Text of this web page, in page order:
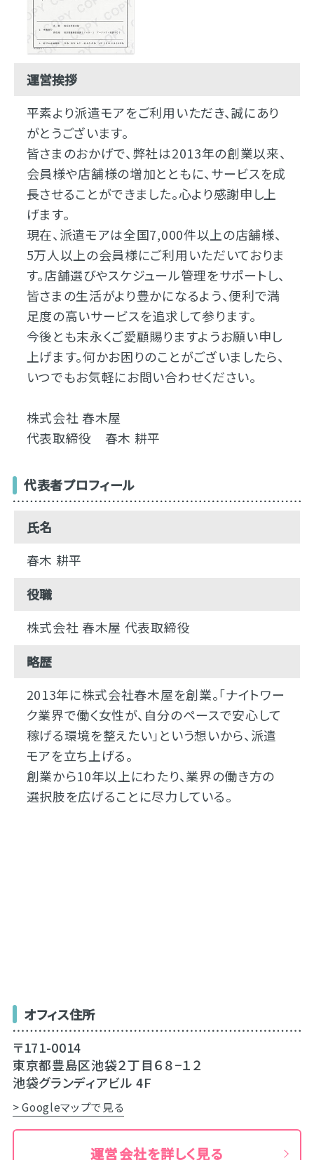
運営挨拶
平素より派遣モアをご利用いただき、誠にあり
がとうございます。
皆さまのおかげで、弊社は2013年の創業以来、
会員様や店舗様の増加とともに、サービスを成
長させることができました。心より感謝申し上
げます。
現在、派遣モアは全国7,000件以上の店舗様、
5万人以上の会員様にご利用いただいておりま
す。店舗選びやスケジュール管理をサポートし、
皆さまの生活がより豊かになるよう、便利で満
足度の高いサービスを追求して参ります。
今後とも末永くご愛顧賜りますようお願い申し
上げます。何かお困りのことがございましたら、
いつでもお気軽にお問い合わせください。
株式会社 春木屋
代表取締役 春木 耕平
代表者プロフィール
氏名
春木 耕平
役職
株式会社 春木屋 代表取締役
略歴
2013年に株式会社春木屋を創業。「ナイトワー
ク業界で働く女性が、自分のペースで安心して
稼げる環境を整えたい」という想いから、派遣
モアを立ち上げる。
創業から10年以上にわたり、業界の働き方の
選択肢を広げることに尽力している。
オフィス住所
〒171-0014
東京都豊島区池袋２丁目６８−１２
池袋グランディアビル 4F
> Googleマップで見る
運営会社を詳しく見る